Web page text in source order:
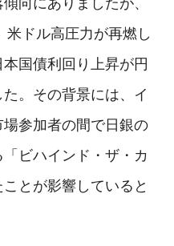
米ドル高圧力が再燃し
国債利回り上昇が円
。その背景には、イ
参加者の間で日銀の
ビハインド・ザ・カ
とが影響していると